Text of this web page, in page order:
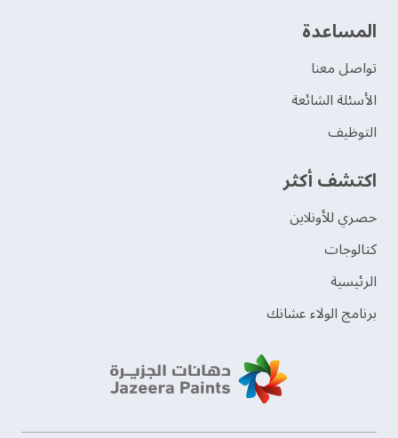
‫المساعدة‬
تواصل معنا
الأسئلة الشائعة
التوظيف
اكتشف أكثر
حصري للأونلاين
‫كتالوجات‬
الرئيسية
برنامج الولاء عشانك